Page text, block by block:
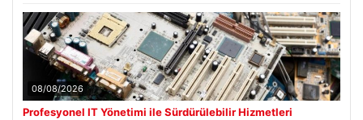
08/08/2026
Profesyonel IT Yönetimi ile Sürdürülebilir Hizmetleri